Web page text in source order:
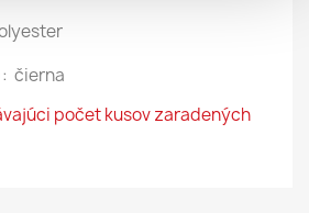
čierna
počet kusov zaradených